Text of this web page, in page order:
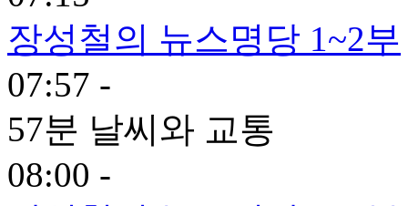
장성철의 뉴스명당 1~2부
07:57 -
57분 날씨와 교통
08:00 -